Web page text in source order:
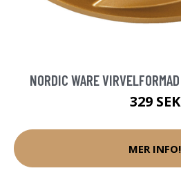
NORDIC WARE
329 SEK
MER INFO!